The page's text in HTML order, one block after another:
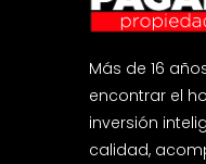
Más de 16
encontrar el
inversión
calidad,